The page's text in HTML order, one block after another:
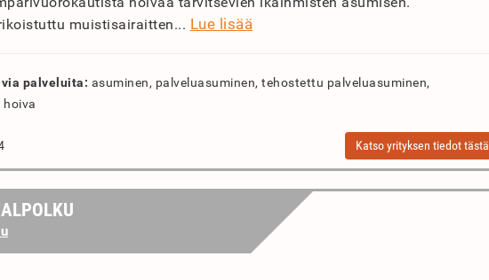
muistisairaitten... Lue lisää
palveluita: asuminen, palveluasuminen, tehostettu palveluasuminen,
Katso yrityksen tiedot tästä